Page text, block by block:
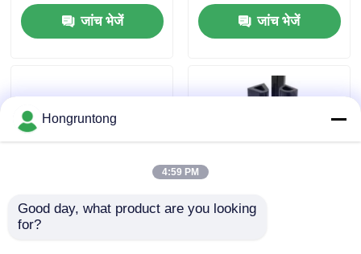
गुणवत्ता नियंत्रण
एक उद्धरण का अनुरोध करें
डॉक रबर फेंडर
जांच भेजें जांच भेजें
समुद्री रबर फेंडर उच्च प्रभाव
Hongruntong
4:59 PM
Good day, what product are you looking
for?